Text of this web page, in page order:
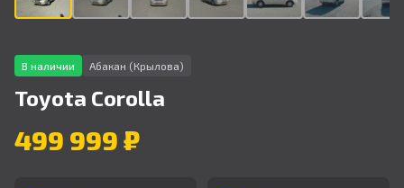
В наличии Абакан (Крылова)
Toyota Corolla
499 999 ₽